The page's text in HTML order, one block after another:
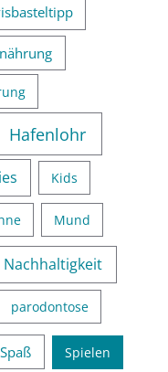
Hafenlohr
Kids
Mund
Nachhaltigkeit
parodontose
Spaß Spielen